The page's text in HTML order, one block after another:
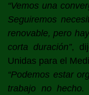
“Vemos una
Seguiremos
renovable, pero
corta duración”,
Unidas para el
“Podemos estar
trabajo no